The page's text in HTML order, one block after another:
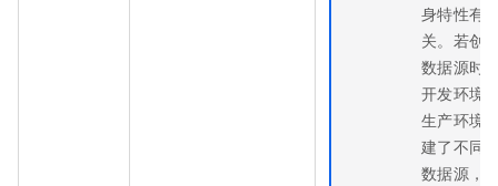
身特性有
关。若创
数据源时
开发环境
生产环境
建了不同
数据源，